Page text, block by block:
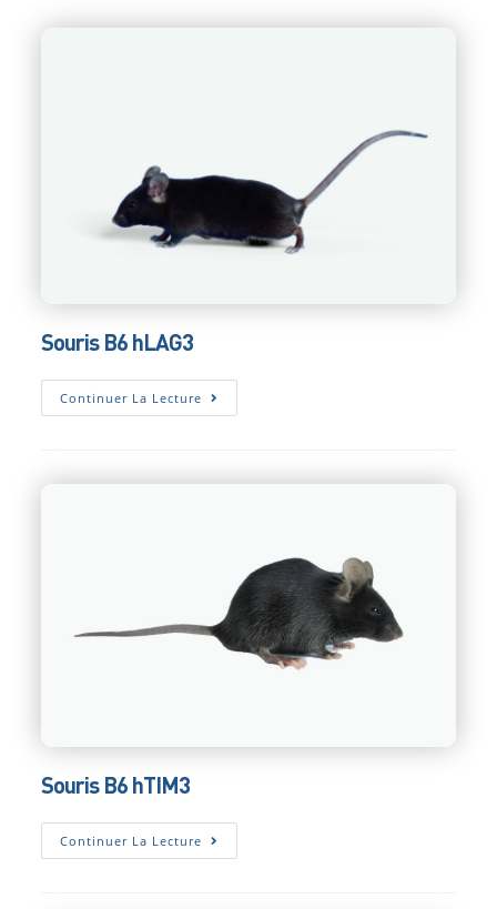
Souris B6 hLAG3
Continuer La Lecture Souris
B6
Souris B6 hTIM3
Continuer La Lecture Souris
B6